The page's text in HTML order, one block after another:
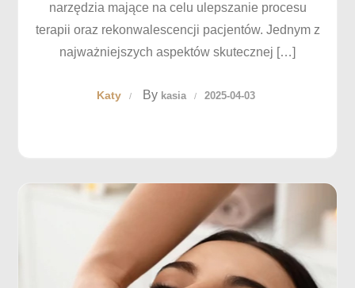
narzędzia mające na celu ulepszanie procesu
terapii oraz rekonwalescencji pacjentów. Jednym z
najważniejszych aspektów skutecznej […]
Katy By kasia 2025-04-03